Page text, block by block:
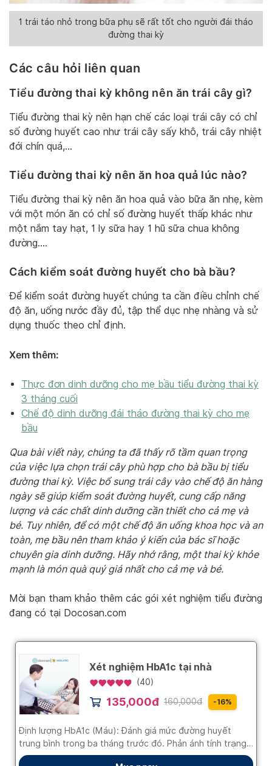
1 trái táo nhỏ trong bữa phụ sẽ rất tốt cho người đái tháo
đường thai kỳ
Các câu hỏi liên quan
Tiểu đường thai kỳ không nên ăn trái cây gì?
Tiểu đường thai kỳ nên hạn chế các loại trái cây có chỉ
số đường huyết cao như trái cây sấy khô, trái cây nhiệt
đới chín quá,…
Tiểu đường thai kỳ nên ăn hoa quả lúc nào?
Tiểu đường thai kỳ nên ăn hoa quả vào bữa ăn nhẹ, kèm
với một món ăn có chỉ số đường huyết thấp khác như
một nắm tay hạt, 1 ly sữa hay 1 hũ sữa chua không
đường….
Cách kiểm soát đường huyết cho bà bầu?
Để kiểm soát đường huyết chúng ta cần điều chỉnh chế
độ ăn, uống nước đầy đủ, tập thể dục nhẹ nhàng và sử
dụng thuốc theo chỉ định.
Xem thêm:
Thực đơn dinh dưỡng cho mẹ bầu tiểu đường thai kỳ
3 tháng cuối
Chế độ dinh dưỡng đái tháo đường thai kỳ cho mẹ
bầu
Qua bài viết này, chúng ta đã thấy rõ tầm quan trọng
của việc lựa chọn trái cây phù hợp cho bà bầu bị tiểu
đường thai kỳ. Việc bổ sung trái cây vào chế độ ăn hàng
ngày sẽ giúp kiểm soát đường huyết, cung cấp năng
lượng và các chất dinh dưỡng cần thiết cho cả mẹ và
bé. Tuy nhiên, để có một chế độ ăn uống khoa học và an
toàn, mẹ bầu nên tham khảo ý kiến của bác sĩ hoặc
chuyên gia dinh dưỡng. Hãy nhớ rằng, một thai kỳ khỏe
mạnh là món quà quý giá nhất cho cả mẹ và bé.
Mời bạn tham khảo thêm các gói xét nghiệm tiểu đường
đang có tại Docosan.com